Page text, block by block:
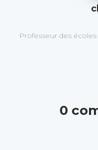
Professeur des
0